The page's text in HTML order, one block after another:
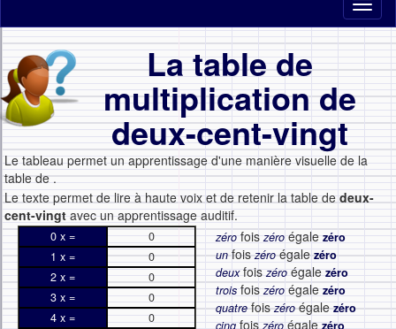
La table de
multiplication de
deux-cent-vingt
Le tableau permet un apprentissage d'une manière visuelle de la
table de.
Le texte permet de lire à haute voix et de retenir la table dedeux-
cent-vingt avec un apprentissage auditif.
0 x =
0
1 x =
0
2 x =
0
3 x =
0
4 x =
0
zéro foiszéro égale zéro
unfoiszéroégalezéro
deuxfoiszéro égale zéro
trois foiszéro égale zéro
quatrefoiszéroégalezéro
cinq fois zéro égale zéro